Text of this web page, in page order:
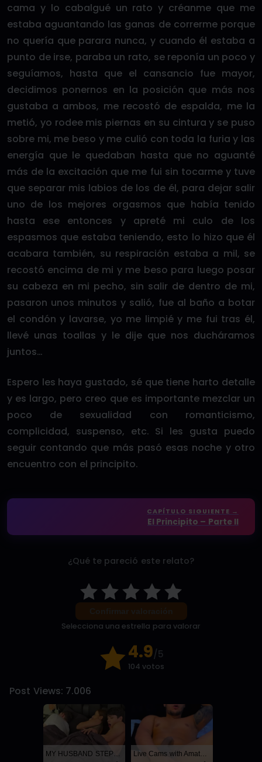
cama y lo cabalgué un rato y créanme que me
estaba aguantando las ganas de correrme porque
no quería que parara nunca, y cuando él estaba a
punto de irse, paraba un rato, se reponía un poco y
seguíamos, hasta que el cansancio fue mayor,
decidimos ponernos en la posición que más nos
gustaba a ambos, me recostó de espalda, me la
metió, yo rodee mis piernas en su cintura y se puso
sobre mi, me beso y me culió con toda la furia y las
energía que le quedaban hasta que no aguanté
más de la excitación que me fui sin tocarme y tuve
que separar mis labios de los de él, para dejar salir
uno de los mejores orgasmos que había tenido
hasta ese entonces y apreté mi culo de los
espasmos que estaba teniendo, esto lo hizo que él
acabara también, su respiración estaba a mil, se
recostó encima de mi y me beso para luego posar
su cabeza en mi pecho, sin salir de dentro de mi,
pasaron unos minutos y salió, fue al baño a botar
el condón y lavarse, yo me limpié y me fui tras él,
llevé unas toallas y le dije que nos ducháramos
juntos…
Espero les haya gustado, sé que tiene harto detalle
y es largo, pero creo que es importante mezclar un
poco de sexualidad con romanticismo,
complicidad, suspenso, etc. Si les gusta puedo
seguir contando que más pasó esas noche y otro
encuentro con el principito.
CAPÍTULO SIGUIENTE →
El Principito – Parte II
¿Qué te pareció este relato?
Selecciona una estrella para valorar
4.9/5
104 votos
Post Views: 7.006
MY HUSBAND STEPSON MISTAKENLY GIVES ME IN THE ASS Live Cams with Amateur Men